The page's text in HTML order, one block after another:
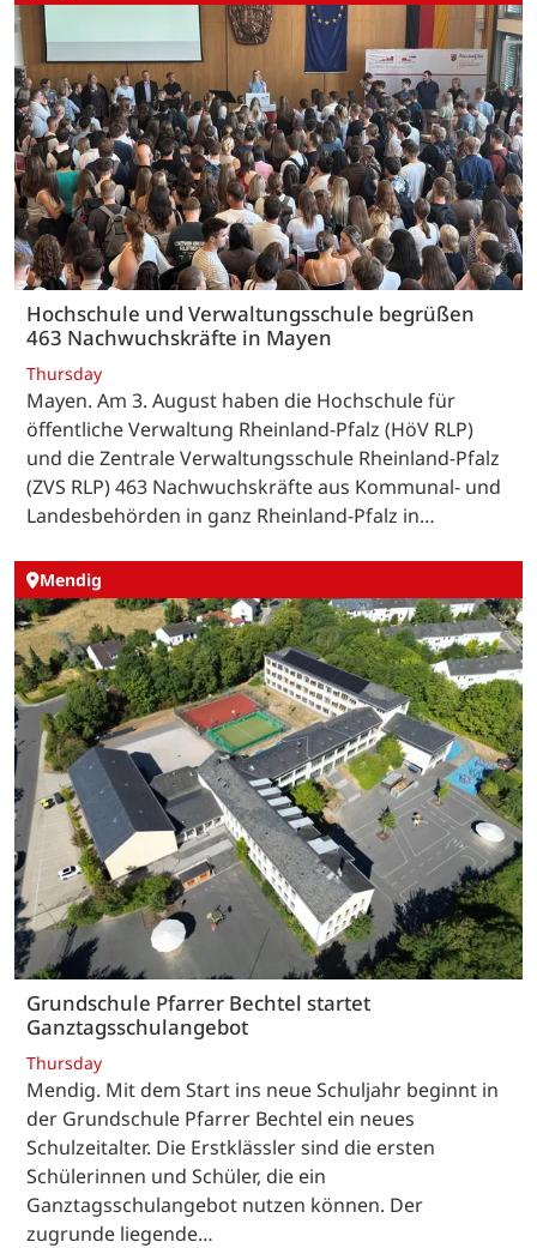
Hochschule und Verwaltungsschule begrüßen
463 Nachwuchskräfte in Mayen
Thursday
Mayen. Am 3. August haben die Hochschule für
öffentliche Verwaltung Rheinland-Pfalz (HöV RLP)
und die Zentrale Verwaltungsschule Rheinland-Pfalz
(ZVS RLP) 463 Nachwuchskräfte aus Kommunal- und
Landesbehörden in ganz Rheinland-Pfalz in…
Mendig
Grundschule Pfarrer Bechtel startet
Ganztagsschulangebot
Thursday
Mendig. Mit dem Start ins neue Schuljahr beginnt in
der Grundschule Pfarrer Bechtel ein neues
Schulzeitalter. Die Erstklässler sind die ersten
Schülerinnen und Schüler, die ein
Ganztagsschulangebot nutzen können. Der
zugrunde liegende…